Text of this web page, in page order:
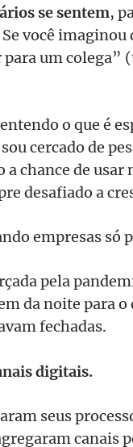
se sentem,
você
um colega”
o que é
cercado de
chance de
desafiado a
empresas só
pela
da noite para
fechadas.
digitais.
seus
canais